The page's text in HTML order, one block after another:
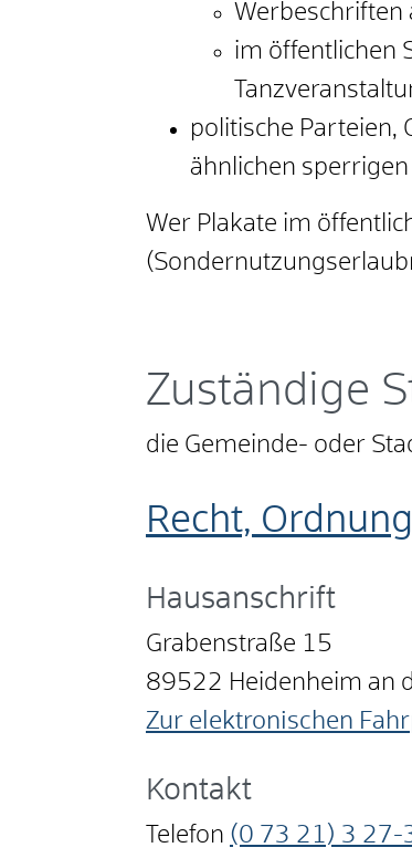
Werbeschriften
im öffentlichen
politische Parteien,
ähnlichen
Wer Plakate im
Zuständige
die Gemeinde- oder
Recht,
Hausanschrift
Grabenstraße 15
89522 Heidenheim an
Zur elektronischen
Kontakt
Telefon (0 73 21) 3 27-